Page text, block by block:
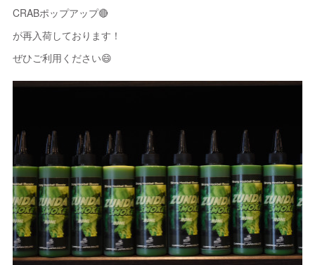
CRABポップアップ🔴
が再入荷しております！
ぜひご利用ください😄